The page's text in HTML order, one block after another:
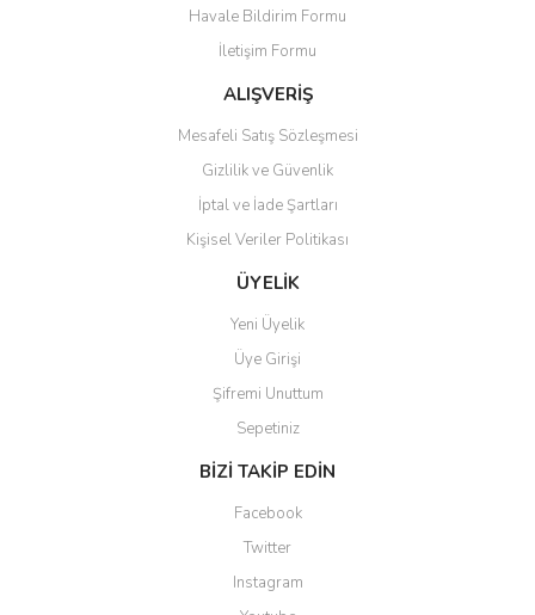
Ürün açıklamasında eksik bilgiler bulunuyor.
Ürün bilgilerinde hatalar bulunuyor.
Ürün fiyatı diğer sitelerden daha pahalı.
Gönder
Havale Bildirim Formu
İletişim Formu
ALIŞVERİŞ
Mesafeli Satış Sözleşmesi
Gizlilik ve Güvenlik
İptal ve İade Şartları
Kişisel Veriler Politikası
ÜYELİK
Yeni Üyelik
Üye Girişi
Şifremi Unuttum
Sepetiniz
BİZİ TAKİP EDİN
Facebook
Twitter
Instagram